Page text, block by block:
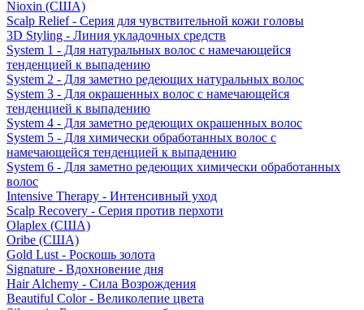
Nioxin (США)
Scalp Relief - Серия для чувствительной кожи головы
3D Styling - Линия укладочных средств
System 1 - Для натуральных волос с намечающейся
тенденцией к выпадению
System 2 - Для заметно редеющих натуральных волос
System 3 - Для окрашенных волос с намечающейся
тенденцией к выпадению
System 4 - Для заметно редеющих окрашенных волос
System 5 - Для химически обработанных волос с
намечающейся тенденцией к выпадению
System 6 - Для заметно редеющих химически обработанных
волос
Intensive Therapy - Интенсивный уход
Scalp Recovery - Серия против перхоти
Olaplex (США)
Oribe (США)
Gold Lust - Роскошь золота
Signature - Вдохновение дня
Hair Alchemy - Сила Возрождения
Beautiful Color - Великолепие цвета